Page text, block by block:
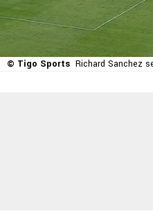
© Tigo Sports Richard Sanchez